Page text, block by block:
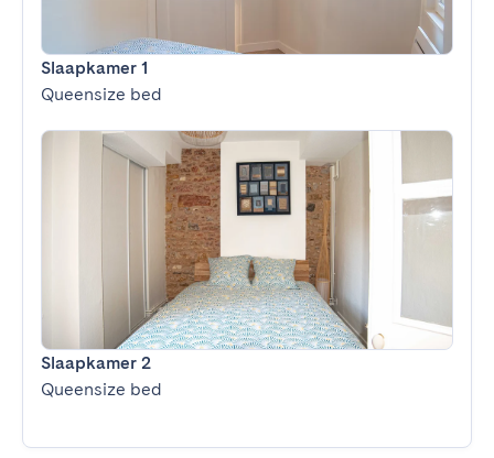
Slaapkamer 1
Queensize bed
Slaapkamer 2
Queensize bed